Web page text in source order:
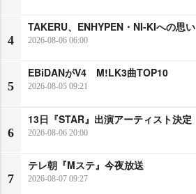
4
TAKERU、ENHYPEN・NI-KIへの思い
2026-08-06 06:00
5
EBiDANがV4 M!LK3曲TOP10
2026-08-05 09:21
6
13日『STAR』出演アーティスト決定
2026-08-06 20:00
7
テレ朝『Mステ』今夜放送
2026-08-07 09:27